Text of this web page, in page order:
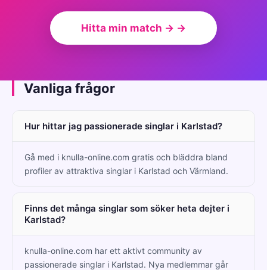
Hitta min match → →
Vanliga frågor
Hur hittar jag passionerade singlar i Karlstad?
Gå med i knulla-online.com gratis och bläddra bland
profiler av attraktiva singlar i Karlstad och Värmland.
Finns det många singlar som söker heta dejter i
Karlstad?
knulla-online.com har ett aktivt community av
passionerade singlar i Karlstad. Nya medlemmar går